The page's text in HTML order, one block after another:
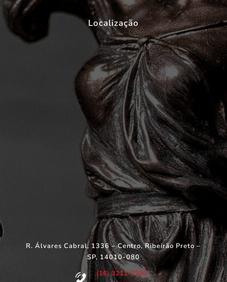
Localização
R. Álvares Cabral, 1336 – Centro, Ribeirão Preto –
SP, 14010-080
(16) 3211-7200